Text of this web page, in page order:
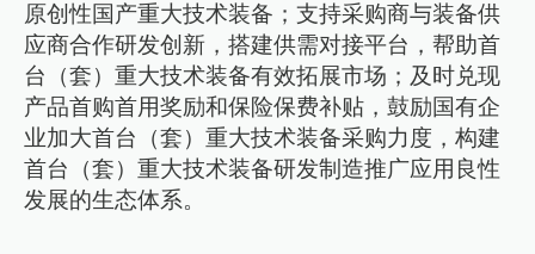
原创性国产重大技术装备；支持采购商与装备供
应商合作研发创新，搭建供需对接平台，帮助首
台（套）重大技术装备有效拓展市场；及时兑现
产品首购首用奖励和保险保费补贴，鼓励国有企
业加大首台（套）重大技术装备采购力度，构建
首台（套）重大技术装备研发制造推广应用良性
发展的生态体系。